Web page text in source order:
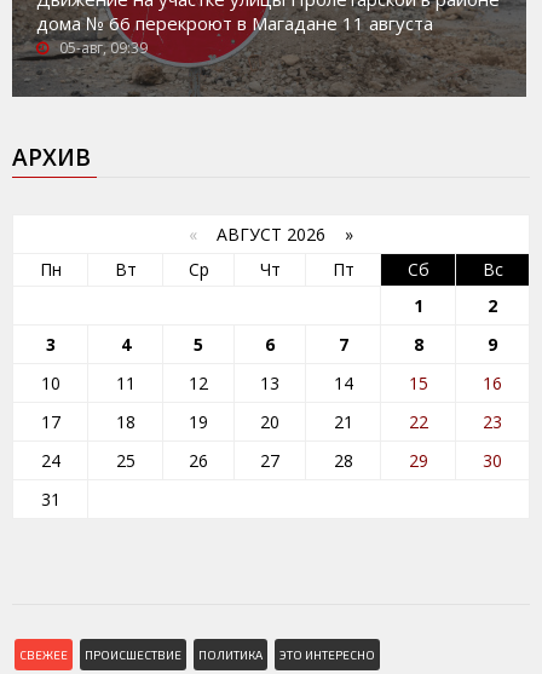
дома № 66 перекроют в Магадане 11 августа
05-авг, 09:39
АРХИВ
« АВГУСТ 2026 »
Пн
Вт Ср Чт Пт Сб
Вс
1
2
3
4 5 6 7 8
9
10
11 12 13 14 15
16
17
18 19 20 21 22
23
24
25 26 27 28 29
30
31
СВЕЖЕЕ ПРОИСШЕСТВИЕ ПОЛИТИКА ЭТО ИНТЕРЕСНО